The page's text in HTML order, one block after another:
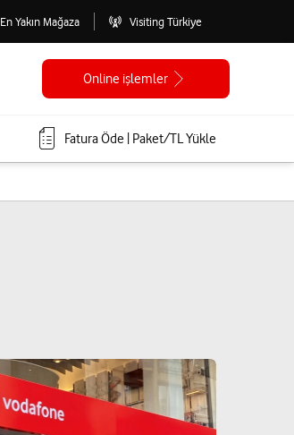
En Yakın Mağaza Visiting Türkiye
Online işlemler
Fatura Öde | Paket/TL Yükle